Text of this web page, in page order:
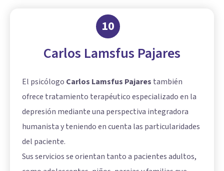
10
Carlos Lamsfus Pajares
El psicólogo Carlos Lamsfus Pajares también
ofrece tratamiento terapéutico especializado en la
depresión mediante una perspectiva integradora
humanista y teniendo en cuenta las particularidades
del paciente.
Sus servicios se orientan tanto a pacientes adultos,